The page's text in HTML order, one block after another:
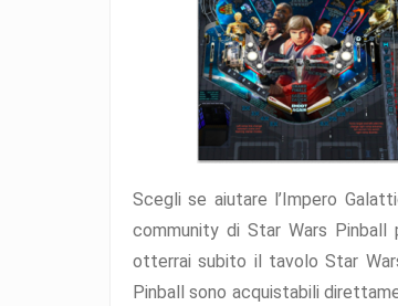
Scegli se aiutare l’Impero
community di Star Wars Pinball
otterrai subito il tavolo Star
Pinball sono acquistabili